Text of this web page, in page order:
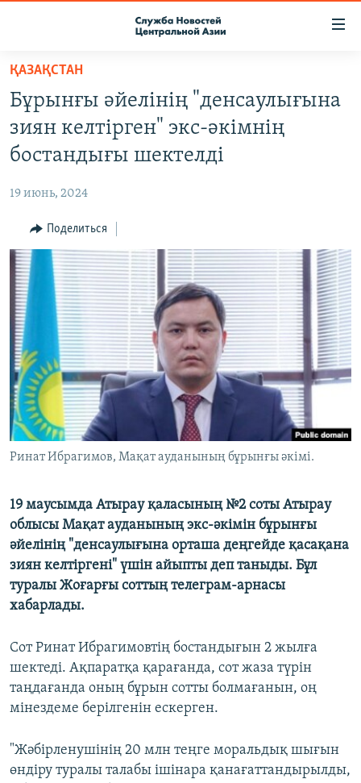
Вернуться
основному
содержанию
Вернутся
главной
Вернутся
поиску
ПОДПИСКА
КОНТАКТЫ
НАСТОЯЩЕЕ ВРЕМЯ
МИГРАНТ МЕДИА
ҚАЗАҚСТАН
Бұрынғы әйелінің "денсаулығына
зиян келтірген" экс-әкімнің
бостандығы шектелді
19 июнь, 2024
Поделиться
Ринат Ибрагимов, Мақат ауданының бұрынғы әкімі.
19 маусымда Атырау қаласының №2 соты Атырау
облысы Мақат ауданының экс-әкімін бұрынғы
әйелінің "денсаулығына орташа деңгейде қасақана
зиян келтіргені" үшін айыпты деп таныды. Бұл
туралы Жоғарғы соттың телеграм-арнасы
хабарлады.
Сот Ринат Ибрагимовтің бостандығын 2 жылға
шектеді. Ақпаратқа қарағанда, сот жаза түрін
таңдағанда оның бұрын сотты болмағанын, оң
мінездеме берілгенін ескерген.
"Жәбірленушінің 20 млн теңге моральдық шығын
өндіру туралы талабы ішінара қанағаттандырылды,